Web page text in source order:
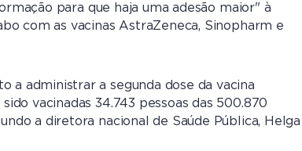
para que haja uma adesão maior" à
com as vacinas AstraZeneca, Sinopharm e
a administrar a segunda dose da vacina
vacinadas 34.743 pessoas das 500.870
a diretora nacional de Saúde Pública, Helga